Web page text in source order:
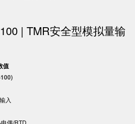
| TMR安全型模拟量输
值
入